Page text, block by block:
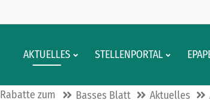
AKTUELLES STELLENPORTAL
zum
Basses Blatt Aktuelles